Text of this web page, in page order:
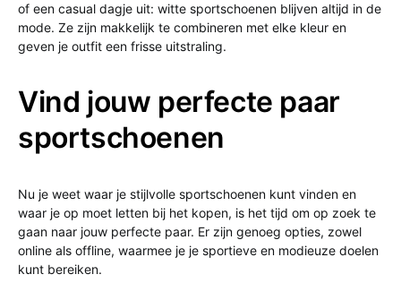
of een casual dagje uit: witte sportschoenen blijven altijd in de
mode. Ze zijn makkelijk te combineren met elke kleur en
geven je outfit een frisse uitstraling.
Vind jouw perfecte paar
sportschoenen
Nu je weet waar je stijlvolle sportschoenen kunt vinden en
waar je op moet letten bij het kopen, is het tijd om op zoek te
gaan naar jouw perfecte paar. Er zijn genoeg opties, zowel
online als offline, waarmee je je sportieve en modieuze doelen
kunt bereiken.